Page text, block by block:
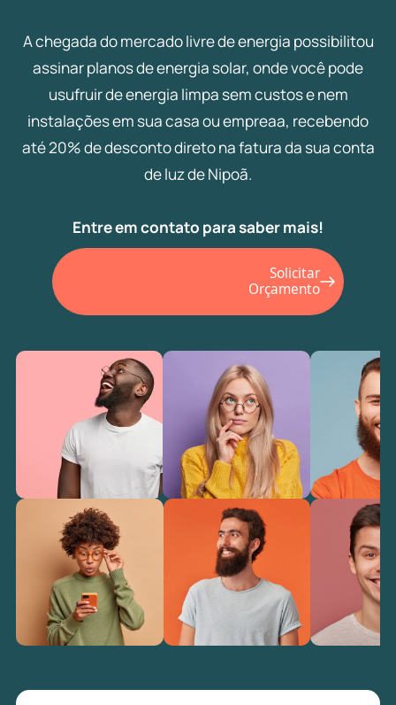
A chegada do mercado livre de energia possibilitou
assinar planos de energia solar, onde você pode
usufruir de energia limpa sem custos e nem
instalações em sua casa ou empreaa, recebendo
até 20% de desconto direto na fatura da sua conta
de luz de Nipoã.
Entre em contato para saber mais!
Solicitar
Orçamento